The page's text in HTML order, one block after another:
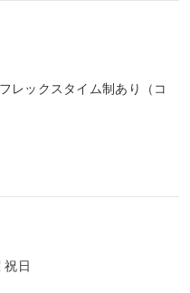
レックスタイム制あり（コ
祝日